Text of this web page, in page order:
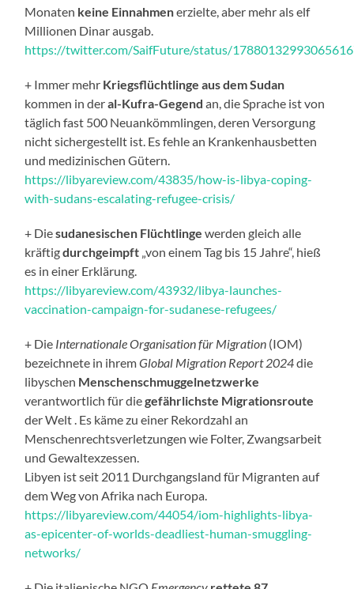
Monaten keine Einnahmenerzielte, aber mehr als elf
Millionen Dinar ausgab.
https://twitter.com/SaifFuture/status/
+ Immer mehr Kriegsflüchtlinge aus dem Sudan
kommen in deral-Kufra-Gegend an, die Sprache ist von
täglich fast 500 Neuankömmlingen, deren Versorgung
nicht sichergestellt ist. Es fehle an Krankenhausbetten
und medizinischen Gütern.
https://libyareview.com/43835/how-is-libya-coping-
with-sudans-escalating-refugee-crisis/
+ Diesudanesischen Flüchtlinge werden gleich alle
kräftigdurchgeimpft „von einem Tag bis 15 Jahre“, hieß
es in einer Erklärung.
https://libyareview.com/43932/libya-launches-
vaccination-campaign-for-sudanese-refugees/
+ Die Internationale Organisation für Migration (IOM)
bezeichnete in ihremGlobal Migration Report 2024die
libyschen Menschenschmuggelnetzwerke
verantwortlich für diegefährlichste Migrationsroute
der Welt . Es käme zu einer Rekordzahl an
Menschenrechtsverletzungen wie Folter, Zwangsarbeit
und Gewaltexzessen.
Libyen ist seit 2011 Durchgangsland für Migranten auf
dem Weg von Afrika nach Europa.
https://libyareview.com/44054/iom-highlights-libya-
as-epicenter-of-worlds-deadliest-human-smuggling-
networks/